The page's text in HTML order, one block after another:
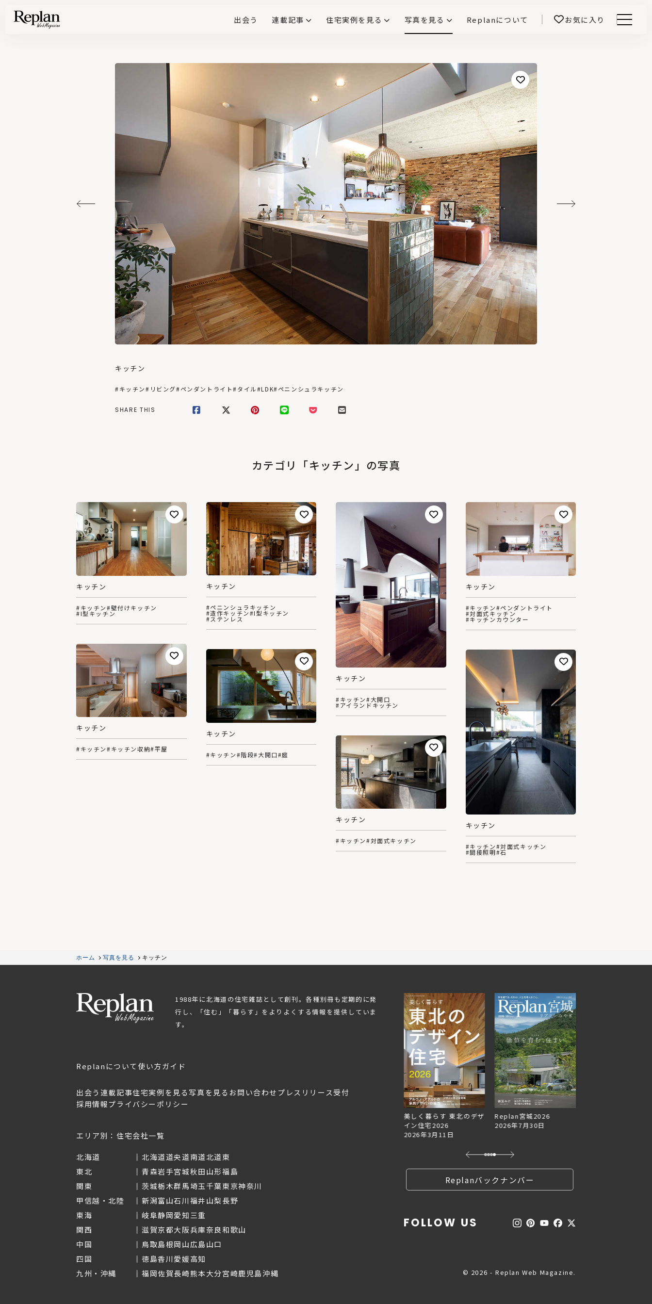
出会う 連載記事 住宅実例を見る 写真を見る Replanについて お気に入り
キッチン
#キッチン#リビング#ペンダントライト#タイル#LDK#ペニンシュラキッチン
SHARE THIS
カテゴリ「キッチン」の写真
キッチン
#キッチン#壁付けキッチン
#I型キッチン
キッチン
#ペニンシュラキッチン
#造作キッチン#I型キッチン
#ステンレス
キッチン
#キッチン#大開口
#アイランドキッチン
キッチン
#キッチン#ペンダントライト
#対面式キッチン
#キッチンカウンター
キッチン
#キッチン#キッチン収納#平屋
キッチン
#キッチン#階段#大開口#庭
キッチン
#キッチン#対面式キッチン
#間接照明#石
キッチン
#キッチン#対面式キッチン
ホーム 写真を見る キッチン
1988年に北海道の住宅雑誌として創刊。各種別冊も定期的に発
行し、「住む」「暮らす」をよりよくする情報を提供していま
す。
Replanについて使い方ガイド
出会う 連載記事住宅実例を見る写真を見る お問い合わせ プレスリリース受付
採用情報プライバシーポリシー
エリア別：住宅会社一覧
北海道 北海道道央道南道北道東
東北
青森岩手宮城秋田山形福島
関東
茨城栃木群馬埼玉千葉東京神奈川
甲信越・北陸
新潟富山石川福井山梨長野
東海
岐阜静岡愛知三重
関西
滋賀京都大阪兵庫奈良和歌山
中国
鳥取島根岡山広島山口
四国
徳島香川愛媛高知
九州・沖縄
福岡佐賀長崎熊本大分宮崎鹿児島沖縄
2026年3月11日
美しく暮らす 東北のデザ
イン住宅2026
2026年3月11日
Replan宮城2026
2026年7月30日
Replanバックナンバー
FOLLOW US
© 2026 - Replan Web Magazine.